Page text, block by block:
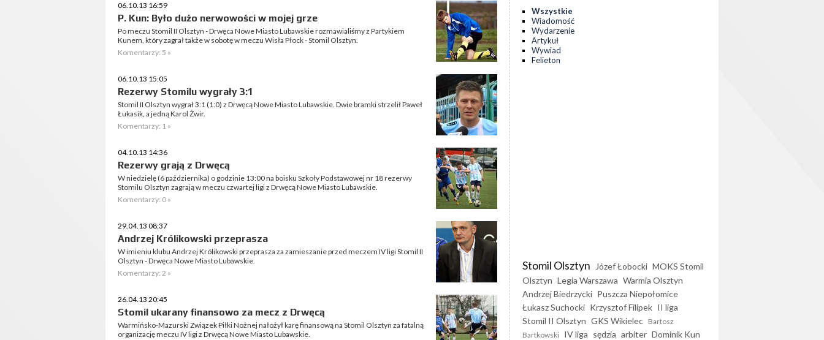
06.10.13 16:59
P. Kun: Było dużo nerwowości w mojej grze
Po meczu Stomil II Olsztyn - Drwęca Nowe Miasto Lubawskie rozmawialiśmy z Partykiem
Kunem, który zagrał także w sobotę w meczu Wisła Płock - Stomil Olsztyn.
Komentarzy: 5 »
06.10.13 15:05
Rezerwy Stomilu wygrały 3:1
Stomil II Olsztyn wygrał 3:1 (1:0) z Drwęcą Nowe Miasto Lubawskie. Dwie bramki strzelił Paweł
Łukasik, a jedną Karol Żwir.
Komentarzy: 1 »
04.10.13 14:36
Rezerwy grają z Drwęcą
W niedzielę (6 października) o godzinie 13:00 na boisku Szkoły Podstawowej nr 18 rezerwy
Stomilu Olsztyn zagrają w meczu czwartej ligi z Drwęcą Nowe Miasto Lubawskie.
Komentarzy: 0 »
29.04.13 08:37
Andrzej Królikowski przeprasza
W imieniu klubu Andrzej Królikowski przeprasza za zamieszanie przed meczem IV ligi Stomil II
Olsztyn - Drwęca Nowe Miasto Lubawskie.
Komentarzy: 2 »
26.04.13 20:45
Stomil ukarany finansowo za mecz z Drwęcą
Warmińsko-Mazurski Związek Piłki Nożnej nałożył karę finansową na Stomil Olsztyn za fatalną
organizację meczu IV ligi z Drwęcą Nowe Miasto Lubawskie.
Wszystkie
Wiadomość
Wydarzenie
Artykuł
Wywiad
Felieton
Stomil Olsztyn Józef Łobocki MOKS Stomil
Olsztyn Legia Warszawa Warmia Olsztyn
Andrzej Biedrzycki Puszcza Niepołomice
Łukasz Suchocki Krzysztof Filipek II liga
Stomil II Olsztyn GKS Wikielec Bartosz
Bartkowski IV liga sędzia arbiter Dominik Kun